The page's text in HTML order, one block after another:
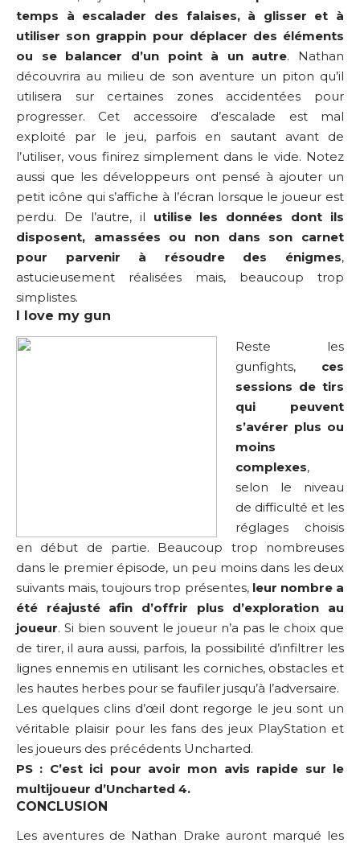
temps à escalader des falaises, à glisser et à
utiliser son grappin pour déplacer des éléments
ou se balancer d’un point à un autre. Nathan
découvrira au milieu de son aventure un piton qu’il
utilisera sur certaines zones accidentées pour
progresser. Cet accessoire d’escalade est mal
exploité par le jeu, parfois en sautant avant de
l’utiliser, vous finirez simplement dans le vide. Notez
aussi que les développeurs ont pensé à ajouter un
petit icône qui s’affiche à l’écran lorsque le joueur est
perdu. De l’autre, il utilise les données dont ils
disposent, amassées ou non dans son carnet
pour parvenir à résoudre des énigmes,
astucieusement réalisées mais, beaucoup trop
simplistes.
I love my gun
Reste les
gunfights,ces
sessions de tirs
qui peuvent
s’avérer plus ou
moins
complexes,
selon le niveau
de difficulté et les
réglages choisis
en début de partie. Beaucoup trop nombreuses
dans le premier épisode, un peu moins dans les deux
suivants mais, toujours trop présentes, leur nombre a
été réajusté afin d’offrir plus d’exploration au
joueur. Si bien souvent le joueur n’a pas le choix que
de tirer, il aura aussi, parfois, la possibilité d’infiltrer les
lignes ennemis en utilisant les corniches, obstacles et
les hautes herbes pour se faufiler jusqu’à l’adversaire.
Les quelques clins d’œil dont regorge le jeu sont un
véritable plaisir pour les fans des jeux PlayStation et
les joueurs des précédents Uncharted.
PS : C’est ici pour avoir mon avis rapide sur le
multijoueur d’Uncharted 4.
CONCLUSION
Les aventures de Nathan Drake auront marqué les